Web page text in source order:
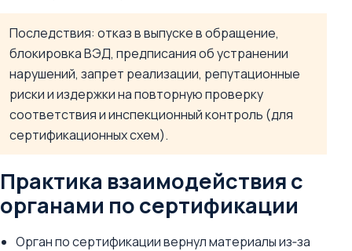
Последствия: отказ в выпуске в обращение,
блокировка ВЭД, предписания об устранении
нарушений, запрет реализации, репутационные
риски и издержки на повторную проверку
соответствия и инспекционный контроль (для
сертификационных схем).
Практика взаимодействия с
органами по сертификации
Орган по сертификации вернул материалы из‑за